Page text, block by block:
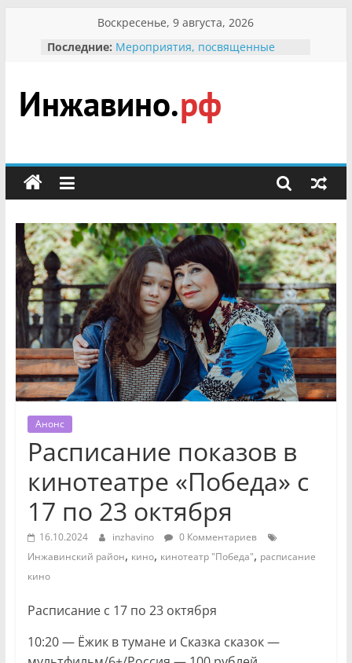
содержимому
Воскресенье, 9 августа, 2026
Последние: Мероприятия, посвященные
гражданин Инжавинского округа»
участнице Великой
Отечественной, фронтовичке
Безопасность в сети Интернет
мероприятии «Сохраним
первоцветы!»
В вольере Воронинского
заповедника родились крапчатые
суслики
Инжавино.рф
сельский
портал
Анонс
Расписание показов в
кинотеатре «Победа» с
17 по 23 октября
16.10.2024 inzhavino
0 Комментариев
Инжавинский район, кино, кинотеатр "Победа", расписание
кино
Расписание с 17 по 23 октября
10:20 — Ёжик в тумане и Сказка сказок —